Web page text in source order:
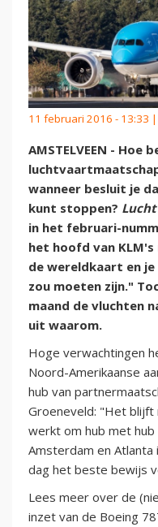
11 februari 2016 - 13:33 |
AMSTELVEEN - Hoe
wanneer besluit je
kunt stoppen?
in het februari-
het hoofd van
de wereldkaart en
zou moeten zijn."
maand de vluchten
uit waarom.
Hoge verwachtingen
Noord-Amerikaanse
hub van
Groeneveld: "Het
werkt om hub met
Amsterdam en
dag het beste bewijs
Lees meer over de
inzet van de Boeing